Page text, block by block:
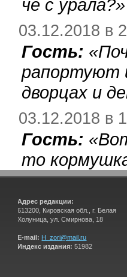
чё с урала?»
03.12.2018 в
Гость: «
рапортуют
дворцах и
03.12.2018 в
Гость: «
то
Адрес редакции:
613200, Кировская обл., г. Белая
Холуница, ул. Смирнова, 18
E-mail: H_zori@mail.ru
Индекс издания: 51982